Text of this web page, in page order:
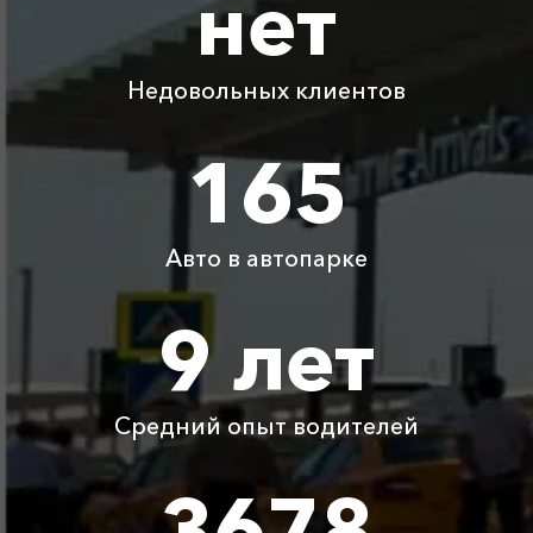
Адлер ⇆
1550 ₽ 3100 ₽ 4650 ₽
Ожидание машины Бесплатно Бесплатно Бесплатно Бесплатно
Аренда автомобиля
с водителем
нет
Недовольных клиентов
165
Авто в автопарке
9 лет
Средний опыт водителей